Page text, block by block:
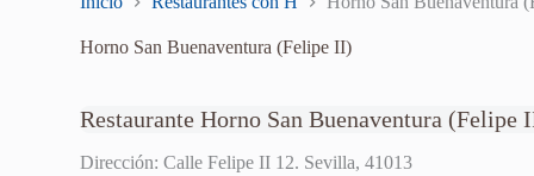
Horno San Buenaventura (Felipe II)
Restaurante Horno San Buenaventura (Felipe
Dirección: Calle Felipe II 12. Sevilla, 41013